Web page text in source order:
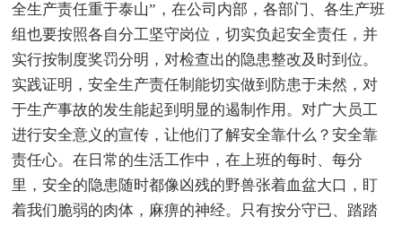
全生产责任重于泰山”，在公司内部，各部门、各生产班
组也要按照各自分工坚守岗位，切实负起安全责任，并
实行按制度奖罚分明，对检查出的隐患整改及时到位。
实践证明，安全生产责任制能切实做到防患于未然，对
于生产事故的发生能起到明显的遏制作用。对广大员工
进行安全意义的宣传，让他们了解安全靠什么？安全靠
责任心。在日常的生活工作中，在上班的每时、每分
里，安全的隐患随时都像凶残的野兽张着血盆大口，盯
着我们脆弱的肉体，麻痹的神经。只有按分守已、踏踏